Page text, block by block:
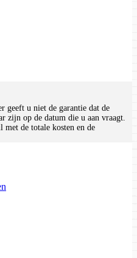
geeft u niet de garantie dat de
zijn op de datum die u aan vraagt.
de totale kosten en de